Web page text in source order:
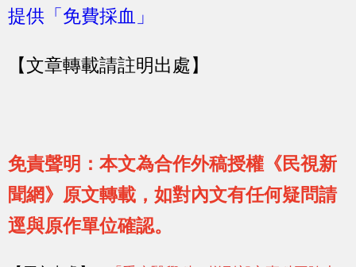
提供「免費採血」
【文章轉載請註明出處】
免責聲明：本文為合作外稿授權《民視新
聞網》原文轉載，如對內文有任何疑問請
逕與原作單位確認。